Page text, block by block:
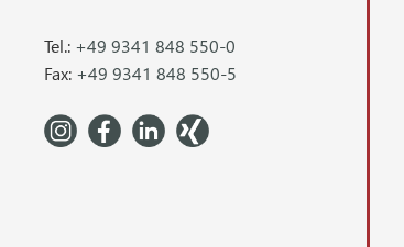
Tel.: +49 9341 848 550-0
Fax: +49 9341 848 550-5